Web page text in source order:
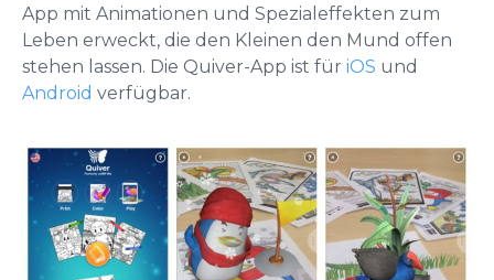
App mit Animationen und Spezialeffekten zum
Leben erweckt, die den Kleinen den Mund offen
stehen lassen. Die Quiver-App ist für iOS und
Android verfügbar.